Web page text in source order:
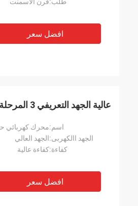
افضل سعر
عالية الجهد التعريفي 3 المرحلة محرك كهربائي للماء عالية الكفاءة للضواغط
اسم:محرك كهربائي
الجهد االكهربى:الجهد العالي
كفاءة:كفاءة عالية
افضل سعر